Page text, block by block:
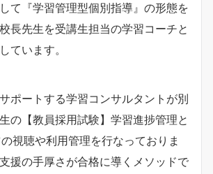
て『学習管理型個別指導』の形態を
長先生を受講生担当の学習コーチと
ています。
ポートする学習コンサルタントが別
の【教員採用試験】学習進捗管理と
視聴や利用管理を行なっておりま
援の手厚さが合格に導くメソッドで